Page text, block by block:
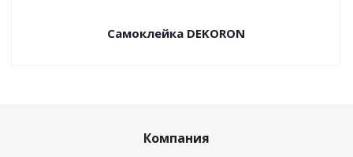
Самоклейка DEKORON
Компания